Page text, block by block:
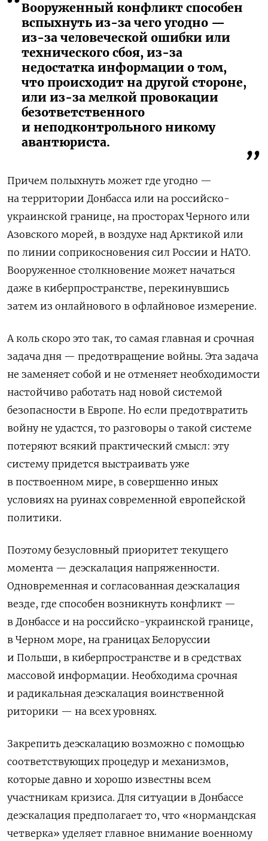
Вооруженный конфликт способен
вспыхнуть из-за чего угодно —
из-за человеческой ошибки или
технического сбоя, из-за
недостатка информации о том,
что происходит на другой стороне,
или из-за мелкой провокации
безответственного
и неподконтрольного никому
авантюриста.
Причем полыхнуть может где угодно —
на территории Донбасса или на российско-
украинской границе, на просторах Черного или
Азовского морей, в воздухе над Арктикой или
по линии соприкосновения сил России и НАТО.
Вооруженное столкновение может начаться
даже в киберпространстве, перекинувшись
затем из онлайнового в офлайновое измерение.
А коль скоро это так, то самая главная и срочная
задача дня — предотвращение войны. Эта задача
не заменяет собой и не отменяет необходимости
настойчиво работать над новой системой
безопасности в Европе. Но если предотвратить
войну не удастся, то разговоры о такой системе
потеряют всякий практический смысл: эту
систему придется выстраивать уже
в поствоенном мире, в совершенно иных
условиях на руинах современной европейской
политики.
Поэтому безусловный приоритет текущего
момента — деэскалация напряженности.
Одновременная и согласованная деэскалация
везде, где способен возникнуть конфликт —
в Донбассе и на российско-украинской границе,
в Черном море, на границах Белоруссии
и Польши, в киберпространстве и в средствах
массовой информации. Необходима срочная
и радикальная деэскалация воинственной
риторики — на всех уровнях.
Закрепить деэскалацию возможно с помощью
соответствующих процедур и механизмов,
которые давно и хорошо известны всем
участникам кризиса. Для ситуации в Донбассе
деэскалация предполагает то, что «нормандская
четверка» уделяет главное внимание военному